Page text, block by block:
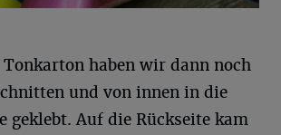
haben wir dann noch
und von innen in die
geklebt. Auf die Rückseite kam